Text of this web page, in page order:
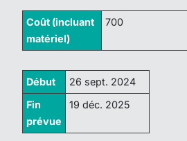
Coût (incluant
matériel)
700
Début
26 sept. 2024
Fin
prévue
19 déc. 2025